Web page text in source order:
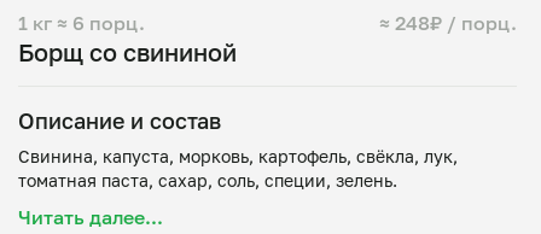
Борщ со свининой
1 кг ≈ 6 порц. ≈ 248₽ / порц.
Описание и состав
Свинина, капуста, морковь, картофель, свёкла, лук,
Читать далее...